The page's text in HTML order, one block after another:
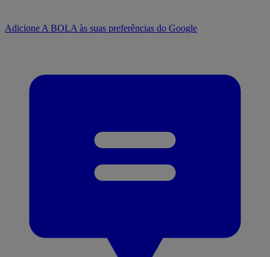
Adicione A BOLA às suas preferências do Google